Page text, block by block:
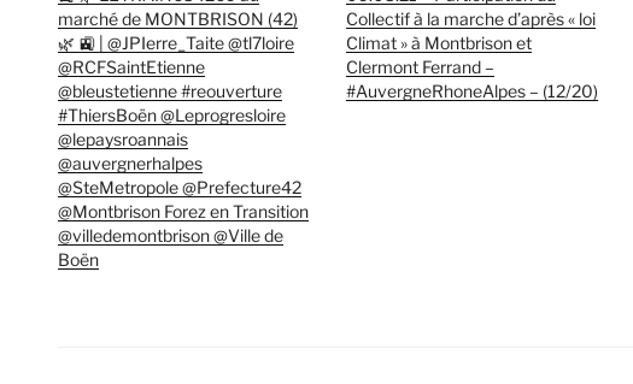
marché de MONTBRISON (42)
🌿 🚉 | @JPIerre_Taite @tl7loire
@RCFSaintEtienne
@bleustetienne #reouverture
#ThiersBoën @Leprogresloire
@lepaysroannais
@auvergnerhalpes
@SteMetropole @Prefecture42
@Montbrison Forez en Transition
@villedemontbrison @Ville de
Boën
Collectif à la marche d’après « loi
Climat » à Montbrison et
Clermont Ferrand –
#AuvergneRhoneAlpes – (12/20)